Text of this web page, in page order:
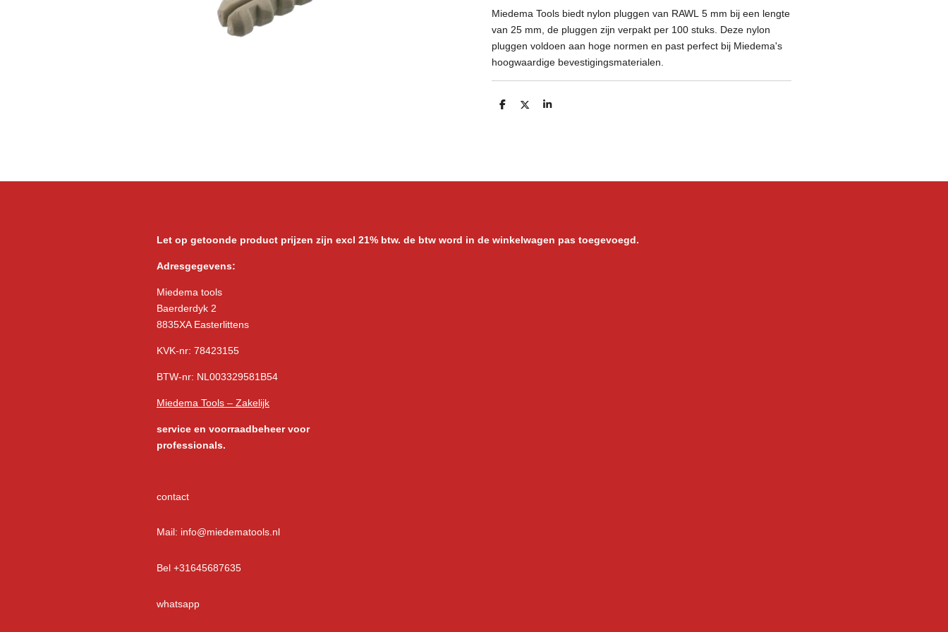
Miedema Tools biedt nylon pluggen van RAWL 5 mm bij een lengte
van 25 mm, de pluggen zijn verpakt per 100 stuks. Deze nylon
pluggen voldoen aan hoge normen en past perfect bij Miedema's
hoogwaardige bevestigingsmaterialen.
D
D
S
Let op getoonde product prijzen zijn excl 21% btw. de btw word in de winkelwagen pas toegevoegd.
Adresgegevens:
Miedema tools
Baerderdyk 2
8835XA Easterlittens
KVK-nr: 78423155
BTW-nr: NL003329581B54
Miedema Tools – Zakelijk
service en voorraadbeheer voor
professionals.
contact
Mail: info@miedematools.nl
Bel +31645687635
whatsapp